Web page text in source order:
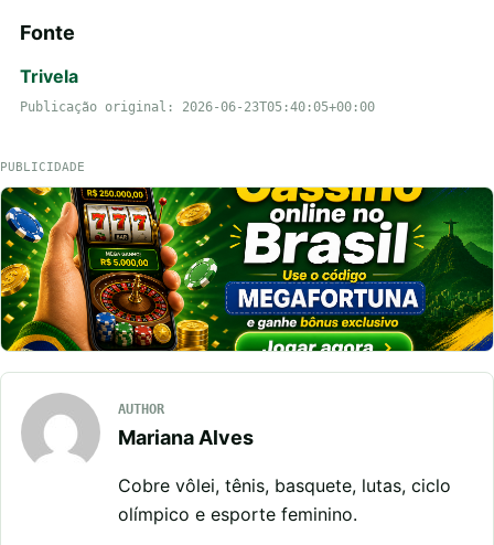
Fonte
Trivela
Publicação original: 2026-06-23T05:40:05+00:00
PUBLICIDADE
AUTHOR
Mariana Alves
Cobre vôlei, tênis, basquete, lutas, ciclo
olímpico e esporte feminino.